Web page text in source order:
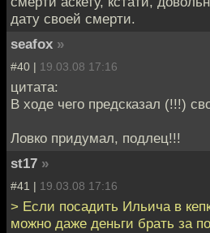
дату своей смерти.
seafox »
#40 | 19.03.08 17:16
цитата:
В ходе чего предсказал (!!!)
Ловко придумал, подлец!!!
st17 »
#41 | 19.03.08 17:16
> Если посадить Ильича в
можно даже деньги брать за